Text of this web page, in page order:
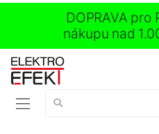
DOPRAVA pro
nákupu nad
Vyhledávání: